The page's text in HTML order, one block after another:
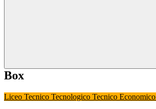
Box
Liceo Tecnico Tecnologico Tecnico Economico